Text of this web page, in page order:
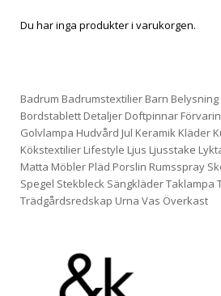
Du har inga produkter i varukorgen.
Badrum Badrumstextilier Barn Belysning
Bordstablett Detaljer Doftpinnar
Golvlampa Hudvård Jul Keramik Kläder
Kökstextilier Lifestyle Ljus Ljusstake
Matta Möbler Pläd Porslin Rumsspray
Spegel Stekbleck SängkläderTaklampa
Trädgårdsredskap Urna Vas Överkast